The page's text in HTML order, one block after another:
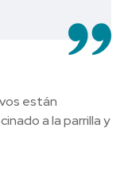
están
a la parrilla y